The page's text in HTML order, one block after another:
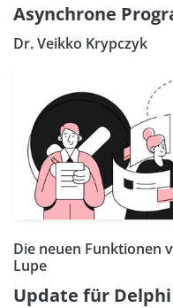
Asynchrone
Dr. Veikko Krypczyk
Die neuen Funktionen
Lupe
Update für